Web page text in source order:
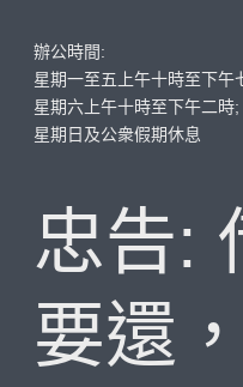
辦公時間:
星期一至五上午十時至下午
星期六上午十時至下午二時;
星期日及公衆假期休息
忠告:
要還